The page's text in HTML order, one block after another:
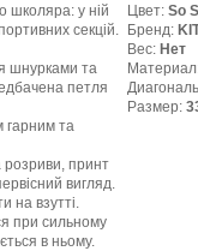
школяра: у ній
секцій.
шнурками та
петля
гарним та
розриви, принт
вигляд.
на взутті.
при сильному
в ньому.
Цвет: So
Бренд:
Вес: Нет
Размер: